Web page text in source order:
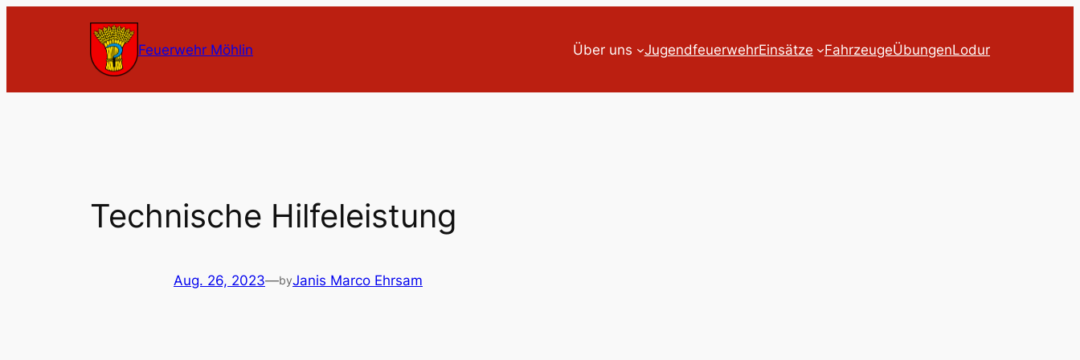
Feuerwehr Möhlin Über uns JugendfeuerwehrEinsätze FahrzeugeÜbungenLodur
Technische Hilfeleistung
Aug. 26, 2023—byJanis Marco Ehrsam